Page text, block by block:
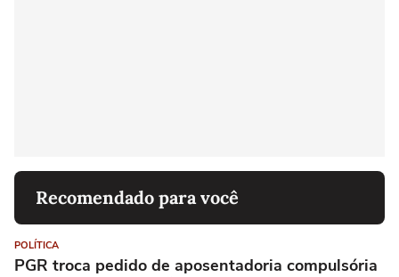
Recomendado para você
POLÍTICA
PGR troca pedido de aposentadoria compulsória